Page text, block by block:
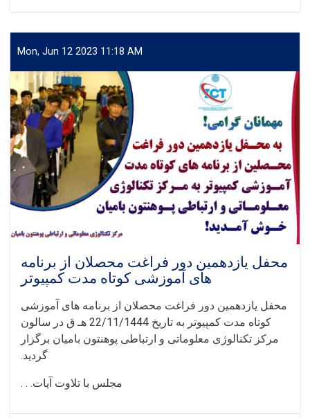
از
۱۰۰
نهال
توسط
یک
تن
محصل
پوهنتون
بامیان.
Mon, Jun 12 2023 11:18 AM
محفل یازدهمین دور فراغت محصلان از برنامه
های آموزشی کوتاه مدت کمپیوتر
محفل یازدهمین دور فراغت محصلان از برنامه های آموزشی
کوتاه مدت کمپیوتر به تاریخ 22/11/1444 هـ ق در سالون
مرکز تکنالوژی معلوماتی و ارتباطی پوهنتون بامیان برگزار
گردید.
مجلس با تلاوت آیات. . .